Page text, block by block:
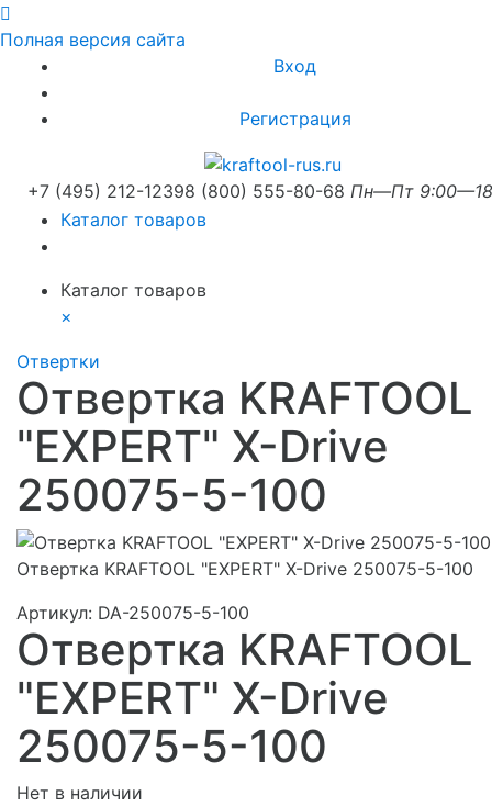
Полная версия сайта
Вход
Регистрация
+7 (495) 212-12398 (800) 555-80-68 Пн—Пт
Каталог товаров
Каталог товаров
×
Отвертки
Отвертка KRAFTOOL
"EXPERT" X-Drive
250075-5-100
Отвертка KRAFTOOL "EXPERT" X-Drive 250075-5-100
Артикул: DA-250075-5-100
Отвертка KRAFTOOL
"EXPERT" X-Drive
250075-5-100
Нет в наличии